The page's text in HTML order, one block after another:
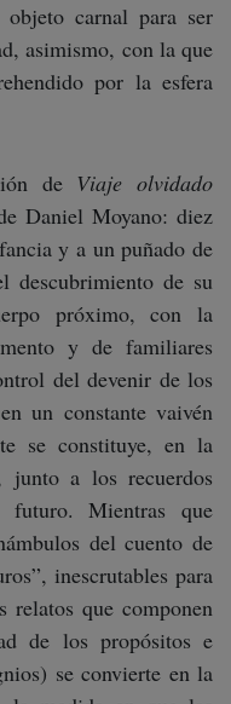
carnal para ser
asimismo, con la que
por la esfera
de Viaje olvidado
Daniel Moyano: diez
y a un puñado de
descubrimiento de su
próximo, con la
y de familiares
del devenir de los
un constante vaivén
se constituye, en la
junto a los recuerdos
Mientras que
del cuento de
inescrutables para
relatos que componen
de los propósitos e
se convierte en la